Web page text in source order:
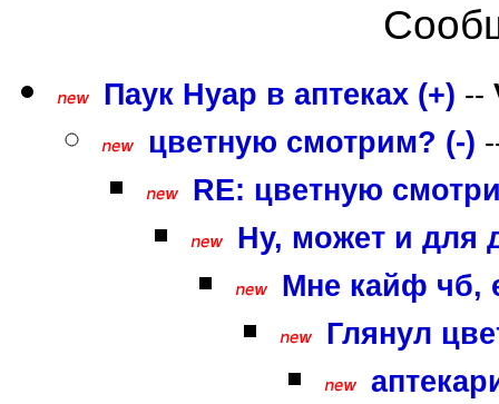
Паук Нуар в аптеках (+) --
цветную смотрим? (-)
RE: цветную
Ну, может и для
Мне кайф чб,
Глянул